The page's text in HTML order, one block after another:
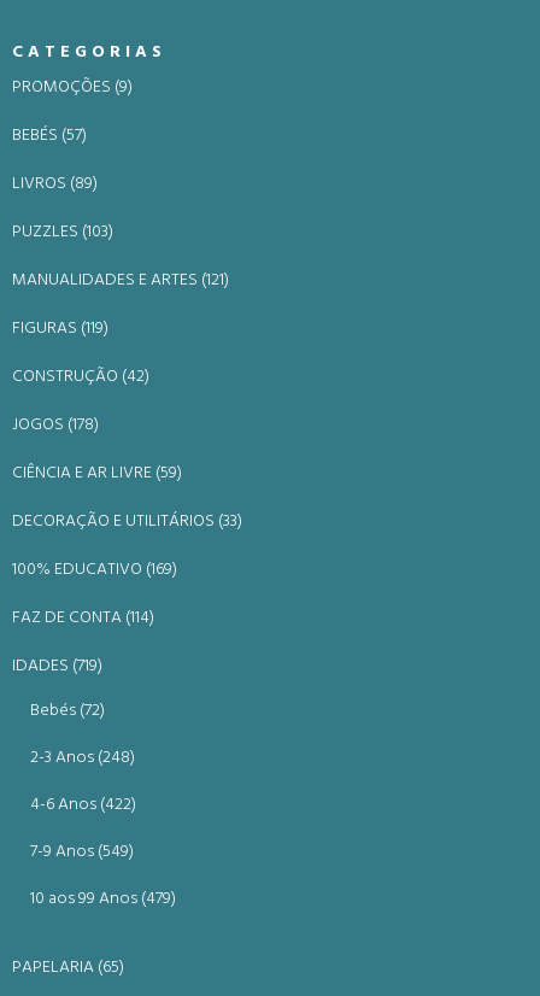
CATEGORIAS
PROMOÇÕES (9)
BEBÉS (57)
LIVROS (89)
PUZZLES (103)
MANUALIDADES E ARTES (121)
FIGURAS (119)
CONSTRUÇÃO (42)
JOGOS (178)
CIÊNCIA E AR LIVRE (59)
DECORAÇÃO E UTILITÁRIOS (33)
100% EDUCATIVO (169)
FAZ DE CONTA (114)
IDADES (719)
Bebés (72)
2-3 Anos (248)
4-6 Anos (422)
7-9 Anos (549)
10 aos 99 Anos (479)
PAPELARIA (65)